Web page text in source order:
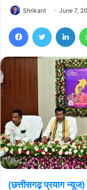
Shrikant June 7,
(छत्तीसगढ़ प्रयाग न्यूज)